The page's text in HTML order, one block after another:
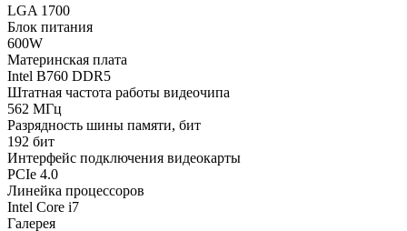
LGA 1700
Блок питания
600W
Материнская плата
Intel B760 DDR5
Штатная частота работы видеочипа
562 МГц
Разрядность шины памяти, бит
192 бит
Интерфейс подключения видеокарты
PCIe 4.0
Линейка процессоров
Intel Core i7
Галерея